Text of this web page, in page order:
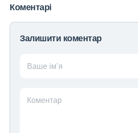
Коментарі
Залишити коментар
Ваше ім’я
Коментар